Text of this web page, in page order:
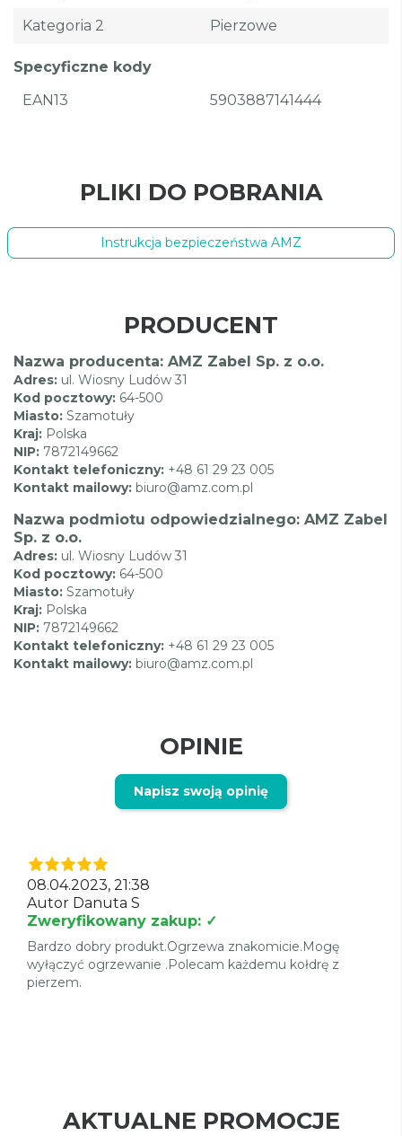
Kategoria 2 Pierzowe
Specyficzne kody
EAN13
5903887141444
PLIKI DO POBRANIA
Instrukcja bezpieczeństwa AMZ
PRODUCENT
Nazwa producenta: AMZ Zabel Sp. z o.o.
Adres: ul. Wiosny Ludów 31
Kod pocztowy: 64-500
Miasto: Szamotuły
Kraj: Polska
NIP: 7872149662
Kontakt telefoniczny: +48 61 29 23 005
Kontakt mailowy: biuro@amz.com.pl
Nazwa podmiotu odpowiedzialnego: AMZ Zabel
Sp. z o.o.
Adres: ul. Wiosny Ludów 31
Kod pocztowy: 64-500
Miasto: Szamotuły
Kraj: Polska
NIP: 7872149662
Kontakt telefoniczny: +48 61 29 23 005
Kontakt mailowy: biuro@amz.com.pl
OPINIE
Napisz swoją opinię
08.04.2023, 21:38
Autor Danuta S
Zweryfikowany zakup: ✓
Bardzo dobry produkt.Ogrzewa znakomicie.Mogę
wyłączyć ogrzewanie .Polecam każdemu kołdrę z
pierzem.
AKTUALNE PROMOCJE